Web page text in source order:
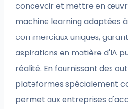
concevoir et mettre en
machine learning adaptées
commerciaux uniques,
aspirations en matière d'IA
réalité. En fournissant des
plateformes spécialement
permet aux entreprises